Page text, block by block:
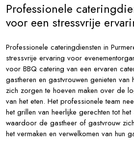
Professionele
voor een stressvrije
Professionele cateringdiensten in
stressvrije ervaring voor
voor BBQ catering van een ervaren
gastheren en gastvrouwen genieten van
zich zorgen te hoeven maken over de
van het eten. Het professionele team
het grillen van heerlijke gerechten tot
waardoor de gastheer of gastvrouw
het vermaken en verwelkomen van hun